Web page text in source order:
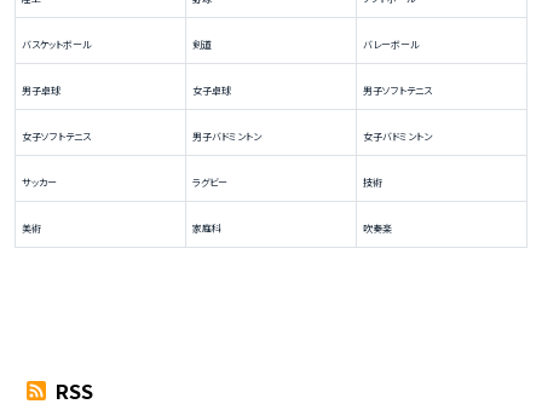
バスケットボール 剣道 バレーボール
男子卓球 女子卓球 男子ソフトテニス
女子ソフトテニス 男子バドミントン 女子バドミントン
サッカー ラグビー 技術
美術 家庭科 吹奏楽
RSS